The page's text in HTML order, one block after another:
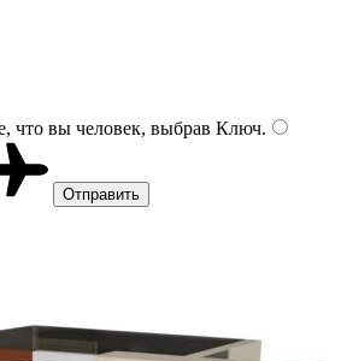
что вы человек, выбрав Ключ.